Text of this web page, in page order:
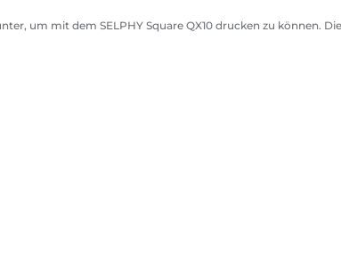
um mit dem SELPHY Square QX10 drucken zu